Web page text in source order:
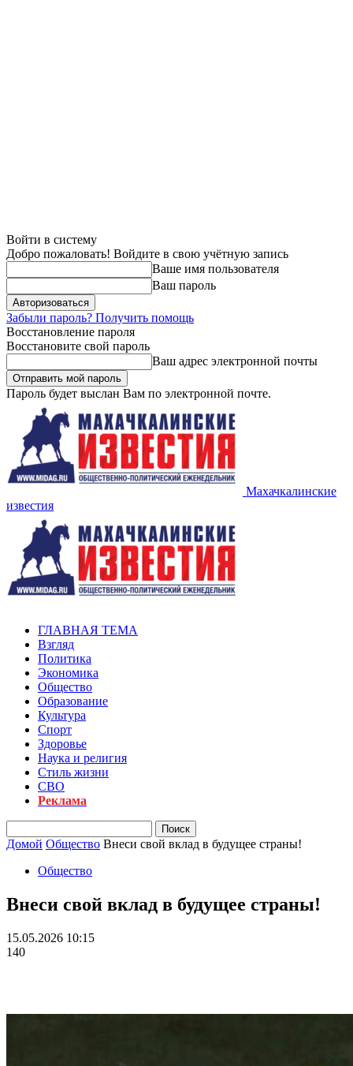
Войти в систему
Добро пожаловать! Войдите в свою учётную запись
Ваше имя пользователя
Ваш пароль
Забыли пароль? Получить помощь
Восстановление пароля
Восстановите свой пароль
Ваш адрес электронной почты
Пароль будет выслан Вам по электронной почте.
Махачкалинские
известия
ГЛАВНАЯ ТЕМА
Взгляд
Политика
Экономика
Общество
Образование
Культура
Спорт
Здоровье
Наука и религия
Стиль жизни
СВО
Реклама
Домой Общество Внеси свой вклад в будущее страны!
Общество
Внеси свой вклад в будущее страны!
15.05.2026 10:15
140